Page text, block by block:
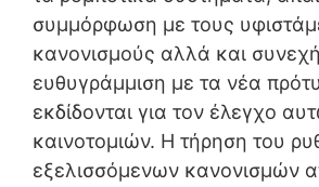
συμμόρφωση με τους
κανονισμούς αλλά και συνεχή
ευθυγράμμιση με τα νέα
εκδίδονται για τον έλεγχο
καινοτομιών. Η τήρηση του
εξελισσόμενων κανονισμών